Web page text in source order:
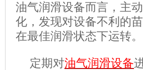
油气润滑设备而言，主
化，发现对设备不利的
在最佳润滑状态下运转。
定期对油气润滑设备